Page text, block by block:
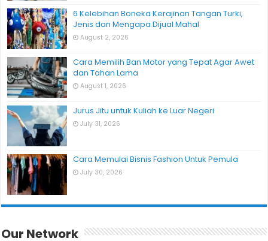
6 Kelebihan Boneka Kerajinan Tangan Turki,
Jenis dan Mengapa Dijual Mahal
August 2, 2026
Cara Memilih Ban Motor yang Tepat Agar Awet
dan Tahan Lama
August 1, 2026
Jurus Jitu untuk Kuliah ke Luar Negeri
July 31, 2026
Cara Memulai Bisnis Fashion Untuk Pemula
July 30, 2026
Our Network